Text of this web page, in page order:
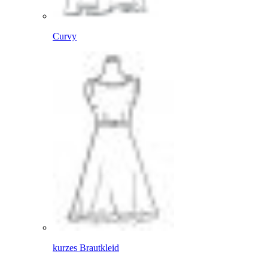
Curvy
kurzes Brautkleid